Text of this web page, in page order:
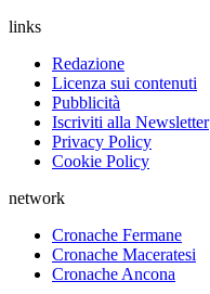
links
Redazione
Licenza sui contenuti
Pubblicità
Iscriviti alla Newsletter
Privacy Policy
Cookie Policy
network
Cronache Fermane
Cronache Maceratesi
Cronache Ancona